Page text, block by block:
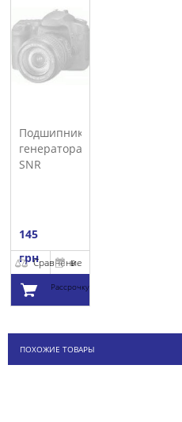
Подшипник
генератора
SNR
145
грнСравнение
В
Рассрочку
корзину
ПОХОЖИЕ ТОВАРЫ